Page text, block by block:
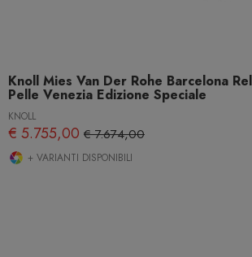
Knoll Mies Van Der Rohe Barcelona
Pelle Venezia Edizione Speciale
KNOLL
€ 5.755,00 € 7.674,00
+ VARIANTI DISPONIBILI